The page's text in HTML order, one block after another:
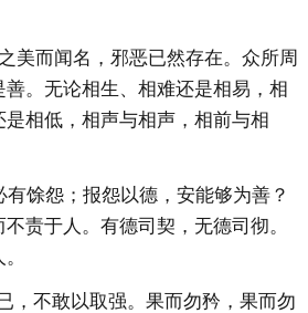
而闻名，邪恶已然存在。众所周
。无论相生、相难还是相易，相
相低，相声与相声，相前与相
馀怨；报怨以德，安能够为善？
责于人。有德司契，无德司彻。
不敢以取强。果而勿矜，果而勿